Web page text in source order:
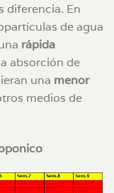
diferencia. En
de agua
rápida
absorción de
una menor
medios de